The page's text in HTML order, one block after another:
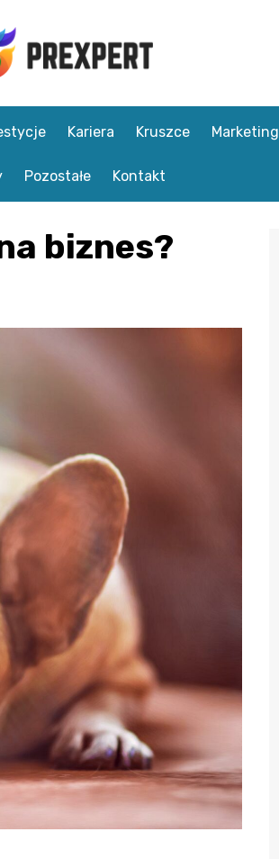
Kariera Kruszce Marketing
Pozostałe Kontakt
biznes?